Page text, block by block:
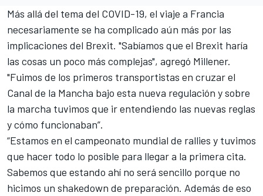
Más allá del tema del COVID-19, el viaje a Francia
necesariamente se ha complicado aún más por las
implicaciones del Brexit. "Sabíamos que el Brexit haría
las cosas un poco más complejas", agregó Millener.
"Fuimos de los primeros transportistas en cruzar el
Canal de la Mancha bajo esta nueva regulación y sobre
la marcha tuvimos que ir entendiendo las nuevas reglas
y cómo funcionaban”.
“Estamos en el campeonato mundial de rallies y tuvimos
que hacer todo lo posible para llegar a la primera cita.
Sabemos que estando ahí no será sencillo porque no
hicimos un shakedown de preparación. Además de eso